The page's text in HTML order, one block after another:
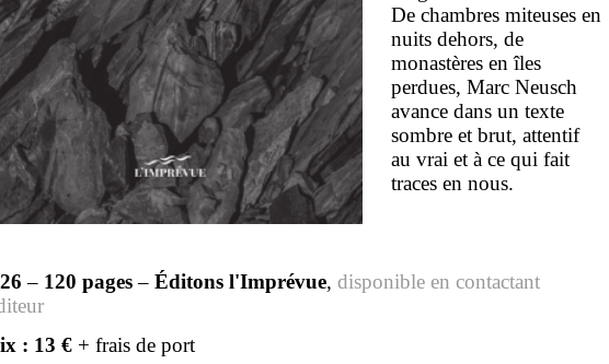
De chambres miteuses en
nuits dehors, de
monastères en îles
perdues, Marc Neusch
avance dans un texte
sombre et brut, attentif
au vrai et à ce qui fait
traces en nous.
– 120 pages– Éditons l'Imprévue, disponible en contactant
: 13 €+ frais de port